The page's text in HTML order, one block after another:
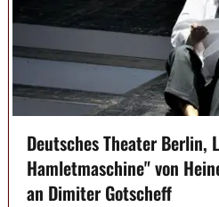
Deutsches Theater Berlin,
Hamletmaschine" von
an Dimiter Gotscheff